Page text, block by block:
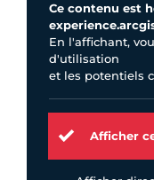
Ce contenu est
En l'affichant,
d'utilisation
et les potentiels
Afficher